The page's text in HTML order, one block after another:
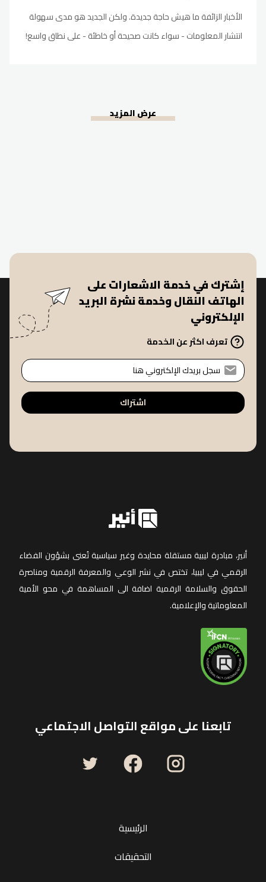
الأخبار الزائفة ما هيش حاجة جديدة. ولكن الجديد هو مدى سهولة
انتشار المعلومات - سواء كانت صحيحة أو خاطئة - على نطاق واسع!
عرض المزيد
إشترك في خدمة الاشعارات على
الهاتف النقال وخدمة نشرة البريد
الإلكتروني
تعرف اكثر عن الخدمة
اشتراك
أنير، مبادرة ليبية مستقلة محايدة وغير سياسية تُعنى بشؤون الفضاء
الرقمي في ليبيا، تختص في نشر الوعي والمعرفة الرقمية ومناصرة
الحقوق والسلامة الرقمية اضافة الى المساهمة في محو الأمية
المعلوماتية والإعلامية.
تابعنا على مواقع التواصل الاجتماعي
الرئيسية
التحقيقات